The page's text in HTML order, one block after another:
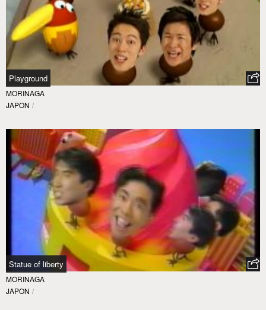
Playground
MORINAGA
JAPON /
Statue of liberty
MORINAGA
JAPON /